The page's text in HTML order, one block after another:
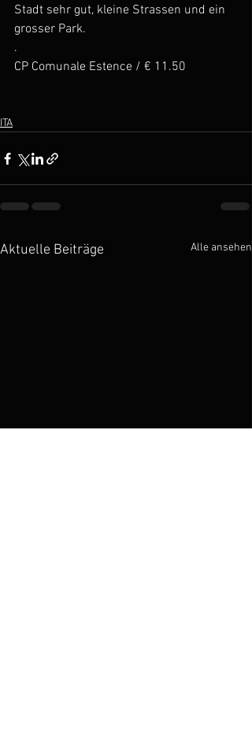
Stadt sehr gut, kleine Strassen und ein
grosser Park.
.
CP Comunale Estence / € 11.50
ITA
Aktuelle Beiträge Alle ansehen